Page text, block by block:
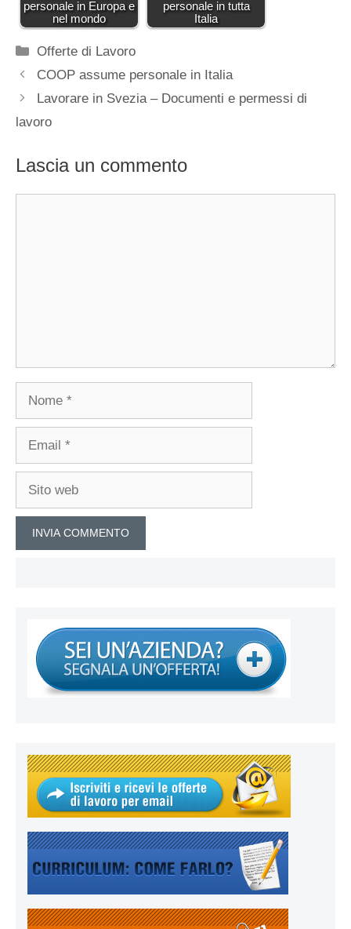
personale in Europa e
nel mondo
personale in tutta
Italia
Categorie
Offerte di Lavoro
COOP assume personale in Italia
Lavorare in Svezia – Documenti e permessi di
lavoro
Lascia un commento
Nome
Email
Sito